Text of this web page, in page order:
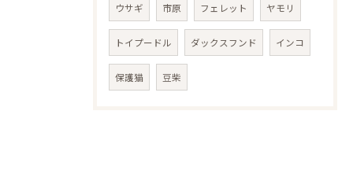
ウサギ 市原 フェレット ヤモリ
トイプードル ダックスフンド インコ
保護猫 豆柴